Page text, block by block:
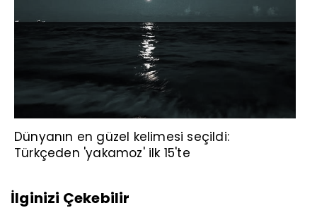
Dünyanın en güzel kelimesi seçildi:
Türkçeden 'yakamoz' ilk 15'te
İlginizi Çekebilir